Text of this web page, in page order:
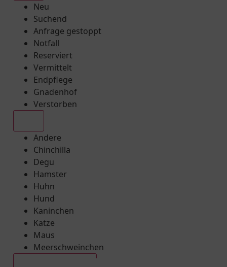
Neu
Suchend
Anfrage gestoppt
Notfall
Reserviert
Vermittelt
Endpflege
Gnadenhof
Verstorben
Andere
Chinchilla
Degu
Hamster
Huhn
Hund
Kaninchen
Katze
Maus
Meerschweinchen